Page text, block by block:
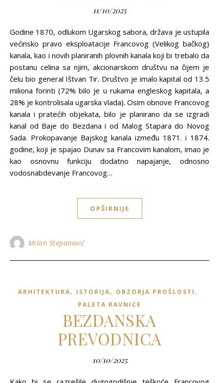
11/10/2025
Godine 1870, odlukom Ugarskog sabora, država je ustupila
većinsko pravo eksploatacije Francovog (Velikog bačkog)
kanala, kao i novih planiranih plovnih kanala koji bi trebalo da
postanu celina sa njim, akcionarskom društvu na čijem je
čelu bio general Ištvan Tir. Društvo je imalo kapital od 13.5
miliona forinti (72% bilo je u rukama engleskog kapitala, a
28% je kontrolisala ugarska vlada). Osim obnove Francovog
kanala i pratećih objekata, bilo je planirano da se izgradi
kanal od Baje do Bezdana i od Malog Stapara do Novog
Sada. Prokopavanje Bajskog kanala između 1871. i 1874.
godine, koji je spajao Dunav sa Francovim kanalom, imao je
kao osnovnu funkciju dodatno napajanje, odnosno
vodosnabdevanje Francovog…
OPŠIRNIJE
Milan Stepanović
ARHITEKTURA, ISTORIJA, OBZORJA PROŠLOSTI ,
PALETA RAVNICE
BEZDANSKA
PREVODNICA
10/10/2025